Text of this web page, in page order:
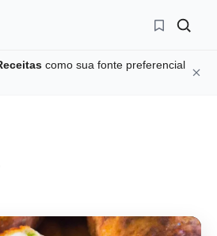
como sua fonte preferencial